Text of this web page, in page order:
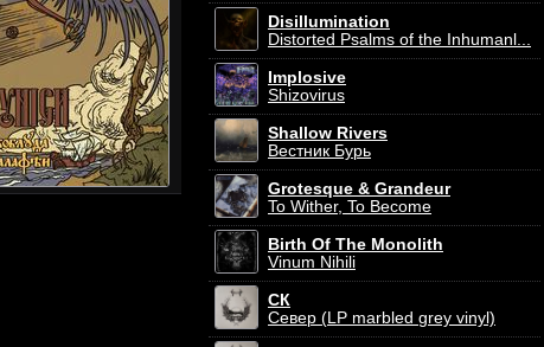
Disillumination
Distorted Psalms of the Inhumanl...
Implosive
Shizovirus
Shallow Rivers
Вестник Бурь
Grotesque & Grandeur
To Wither, To Become
Birth Of The Monolith
Vinum Nihili
СК
Север (LP marbled grey vinyl)